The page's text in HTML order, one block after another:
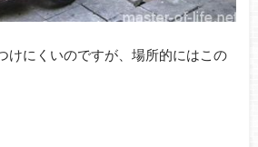
けにくいのですが、場所的にはこの